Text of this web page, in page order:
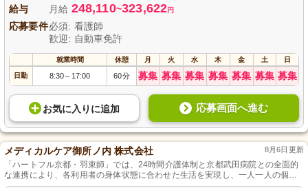
給与 月給 248,110~323,622円
応募要件必須: 看護師
歓迎: 自動車免許
就業時間 休憩 月 火 水 木 金 土 日
日勤 8:30～ 17:00 60分 募集 募集 募集 募集 募集 募集 募集
お気に入り に追加 応募画面へ進む
メディカルケア御所ノ内 株式会社 8月6日更新
「ハートフル京都・羽束師」では、24時間介護体制と京都武田病院との全面的
な連携により、各利用者の身体状態に合わせた生活を実現し、一人一人の個性
を尊重した家庭的環境での交流を提供します。